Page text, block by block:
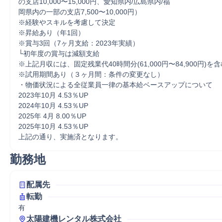
岡県内の一部の支店7,500〜10,000円）
※経験やスキルを考慮して決定
※昇給あり（年1回）
※賞与3回（7ヶ月支給：2023年実績）
└初年度の賞与は減額支給
※上記月収には、固定残業代40時間分(61,000円〜84,900円)を含
※試用期間あり（３ヶ月間：条件の変更なし）
・物価状況による全従業員一律の基本給ベースアップについて
2023年10月 4.53％UP
2024年10月 4.53％UP
2025年 4月 8.00％UP
2025年10月 4.53％UP
上記の通り、実施済となります。
勤務地
配属先
転勤
有
太陽建機レンタル株式会社